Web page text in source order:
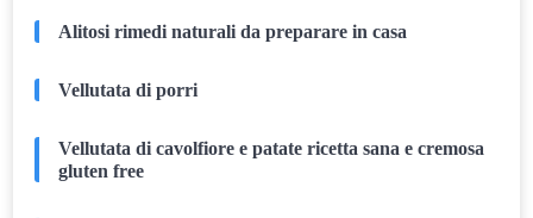
Alitosi rimedi naturali da preparare in casa
Vellutata di porri
Vellutata di cavolfiore e patate ricetta sana e cremosa
gluten free